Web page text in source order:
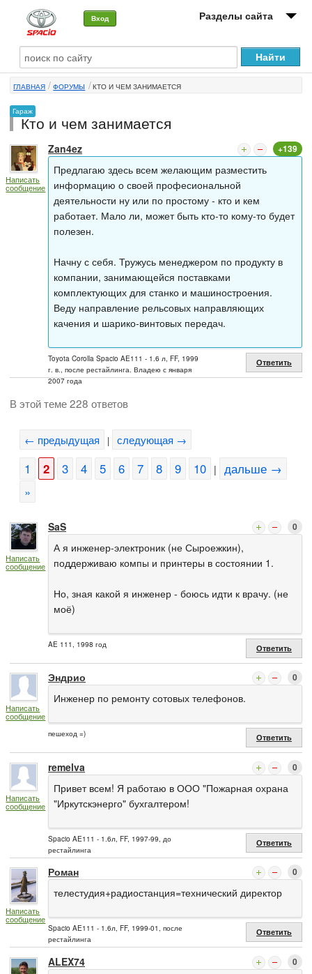
Вход Разделы сайта
О машине
Автоклуб
Форумы
Сервисы и услуги
Новости
ГЛАВНАЯ ФОРУМЫ КТО И ЧЕМ ЗАНИМАЕТСЯ
Гараж
Кто и чем занимается
Написать
сообщение
Zan4ez +139
Предлагаю здесь всем желающим разместить
информацию о своей професиональной
деятельности ну или по простому - кто и кем
работает. Мало ли, может быть кто-то кому-то будет
полезен.
Начну с себя. Тружусь менеджером по продукту в
компании, занимающейся поставками
комплектующих для станко и машиностроения.
Веду направление рельсовых направляющих
качения и шарико-винтовых передач.
Toyota Corolla Spacio AE111 - 1.6 л, FF, 1999
г. в., после рестайлинга. Владею с января
2007 года
Ответить
В этой теме 228 ответов
← предыдущая | следующая →
1 2 3 4 5 6 7 8 9 10 |
дальше →
»
Написать
сообщение
SaS 0
А я инженер-электроник (не Сыроежкин),
поддерживаю компы и принтеры в состоянии 1.
Но, зная какой я инженер - боюсь идти к врачу. (не
моё)
AE 111, 1998 год Ответить
Написать
сообщение
Эндрио 0
Инженер по ремонту сотовых телефонов.
пешеход =) Ответить
Написать
сообщение
remelva 0
Привет всем! Я работаю в ООО "Пожарная охрана
"Иркутскэнерго" бухгалтером!
Spacio AE111 - 1.6л, FF, 1997-99, до
рестайлинга
Ответить
Написать
сообщение
Роман 0
телестудия+радиостанция=технический директор
Spacio AE111 - 1.6л, FF, 1999-01, после
рестайлинга
Ответить
ALEX74 0